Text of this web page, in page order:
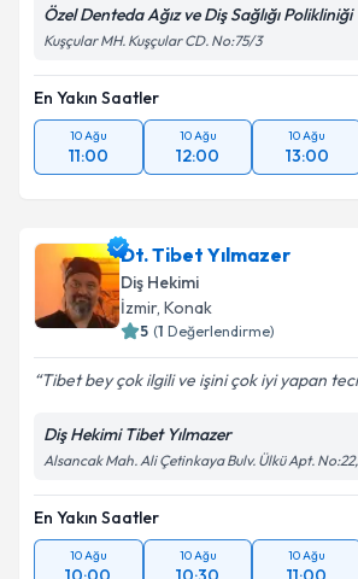
Özel Denteda Ağız ve Diş Sağlığı Polikliniği
Kuşçular MH. Kuşçular CD. No:75/3
En Yakın Saatler
10 Ağu
11:00
10 Ağu
12:00
10 Ağu
13:00
Dt. Tibet Yılmazer
Diş Hekimi
İzmir, Konak
5 (1 Değerlendirme)
Tibet bey çok ilgili ve işini çok iyi yapan
Diş Hekimi Tibet Yılmazer
Alsancak Mah. Ali Çetinkaya Bulv. Ülkü Apt.
En Yakın Saatler
10 Ağu 10 Ağu 10 Ağu